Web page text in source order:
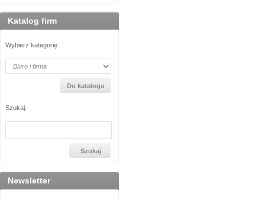
Katalog firm
Wybierz kategorię:
Szukaj:
Newsletter